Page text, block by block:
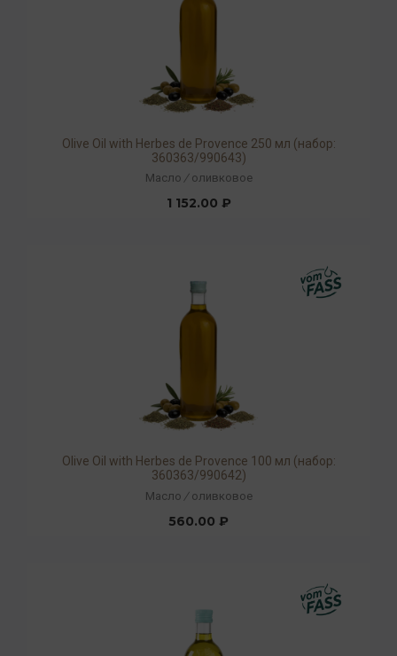
Olive Oil with Herbes de Provence 250 мл (набор:
360363/990643)
Масло / оливковое
1 152.00 ₽
Olive Oil with Herbes de Provence 100 мл (набор:
360363/990642)
Масло / оливковое
560.00 ₽